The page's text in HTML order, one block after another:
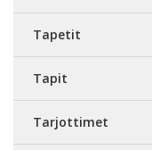
Tapetit
Tapit
Tarjottimet